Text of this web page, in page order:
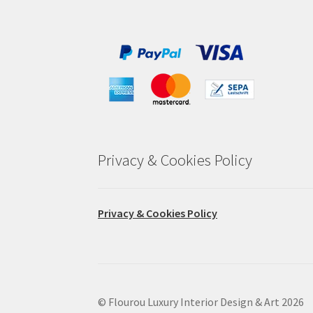
Privacy & Cookies Policy
Privacy & Cookies Policy
© Flourou Luxury Interior Design & Art 2026